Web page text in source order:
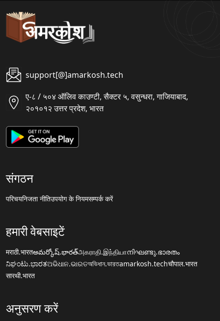
support[@]amarkosh.tech
ए-८ / ५०४ ऑलिव काउण्टी, सैक्टर ५, वसुन्धरा, गाजियाबाद,
२०१०१२ उत्तर प्रदेश, भारत
संगठन
परिचयनिजता नीतिउपयोग के नियमसम्पर्क करें
हमारी वेबसाइटें
मराठी.भारतఅమర్కోష్.భారత్அகராதி.இந்தியாനിഘണ്ടു.ഭാരതം
ನಿಘಂಟು.ಭಾರತଅଭିଧାନ.ଭାରତঅভিধান.ভারতamarkosh.techचौपाल.भारत
सारथी.भारत
अनुसरण करें